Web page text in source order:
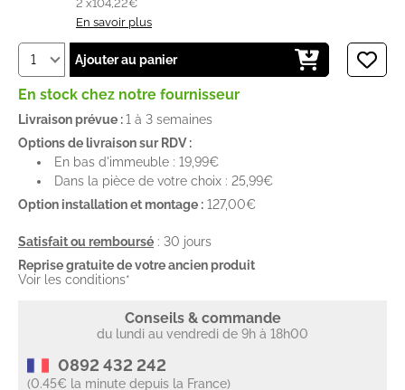
2 x104,22€
En savoir plus
Ajouter au panier
En stock chez notre fournisseur
Livraison prévue :1 à 3 semaines
Options de livraison sur RDV :
En bas d'immeuble : 19,99€
Dans la pièce de votre choix : 25,99€
Option installation et montage : 127,00€
Satisfait ou remboursé : 30 jours
Reprise gratuite de votre ancien produit
Voir les conditions*
Conseils & commande
du lundi au vendredi de 9h à 18h00
0892 432 242
(0.45€ la minute depuis la France)